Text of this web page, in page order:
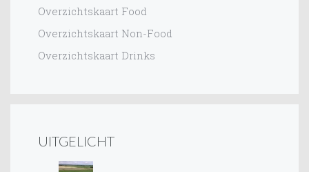
Overzichtskaart Food
Overzichtskaart Non-Food
Overzichtskaart Drinks
UITGELICHT